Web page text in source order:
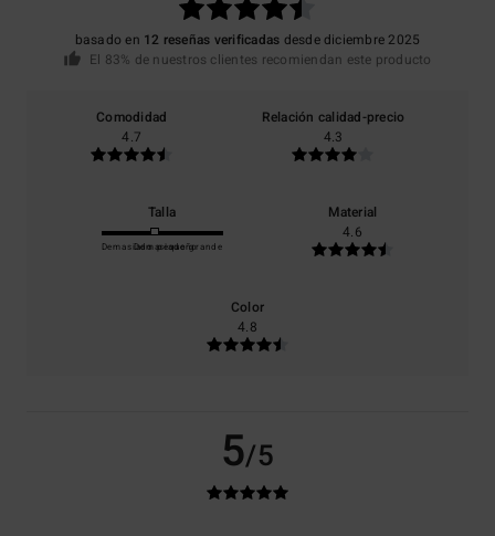
basado en 12 reseñas verificadas desde diciembre 2025
El 83% de nuestros clientes recomiendan este producto
Comodidad
4.7
Relación calidad-precio
4.3
Talla
Demasiado pequeño
Demasiado grande
Material
4.6
Color
4.8
5/5